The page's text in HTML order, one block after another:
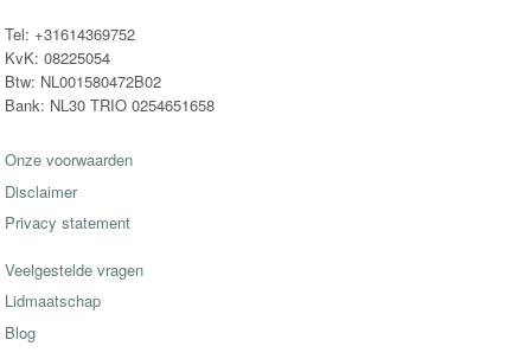
Tel: +31614369752
KvK: 08225054
Btw: NL001580472B02
Bank: NL30 TRIO 0254651658
Onze voorwaarden
Disclaimer
Privacy statement
Veelgestelde vragen
Lidmaatschap
Blog